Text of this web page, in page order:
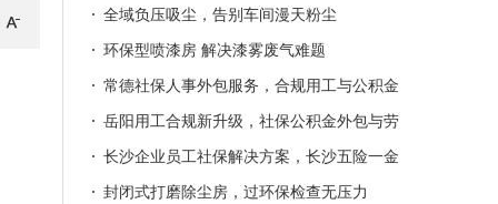
全域负压吸尘，告别车间漫天粉尘
环保型喷漆房 解决漆雾废气难题
常德社保人事外包服务，合规用工与公积金
新政代办
岳阳用工合规新升级，社保公积金外包与劳
务派遣一站式服务
长沙企业员工社保解决方案，长沙五险一金
外包、本地劳务派遣服务商
封闭式打磨除尘房，过环保检查无压力